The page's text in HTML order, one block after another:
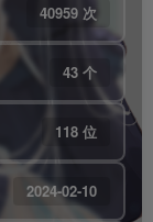
40959 次
43 个
118 位
2024-02-10